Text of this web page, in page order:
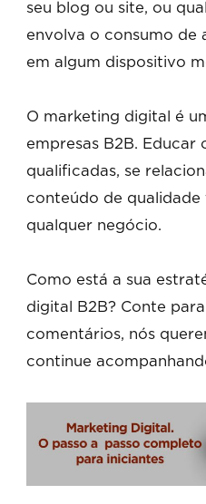
seu blog ou site, ou
envolva o consumo de
em algum dispositivo
O marketing digital é
empresas B2B. Educar
qualificadas, se
conteúdo de qualidade
qualquer negócio.
Como está a sua
digital B2B? Conte
comentários, nós
continue